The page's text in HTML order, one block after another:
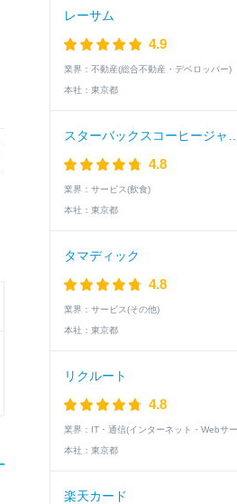
レーサム
4.9
業界： 不動産(総合不動産・デベロッパー)
本社： 東京都
4.8
業界： サービス(飲食)
本社： 東京都
タマディック
4.8
業界： サービス(その他)
本社： 東京都
リクルート
4.8
業界：
本社： 東京都
楽天カード